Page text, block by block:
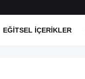
EĞITSEL İÇERIKLER